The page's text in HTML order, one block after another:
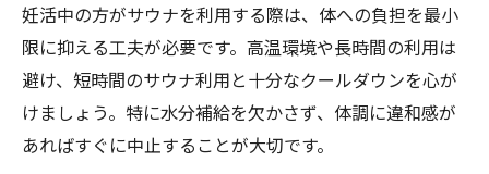
妊活中の方がサウナを利用する際は、体への負担を最小
限に抑える工夫が必要です。高温環境や長時間の利用は
避け、短時間のサウナ利用と十分なクールダウンを心が
けましょう。特に水分補給を欠かさず、体調に違和感が
あればすぐに中止することが大切です。